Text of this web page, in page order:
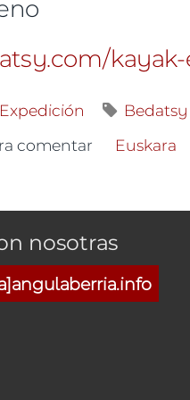
Expedición Bedatsy
comentar Euskara
nosotras